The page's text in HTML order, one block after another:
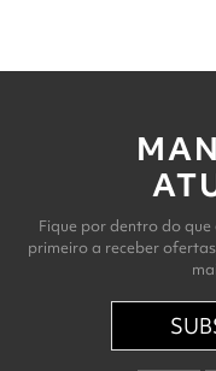
Fique por dentro do
primeiro a receber